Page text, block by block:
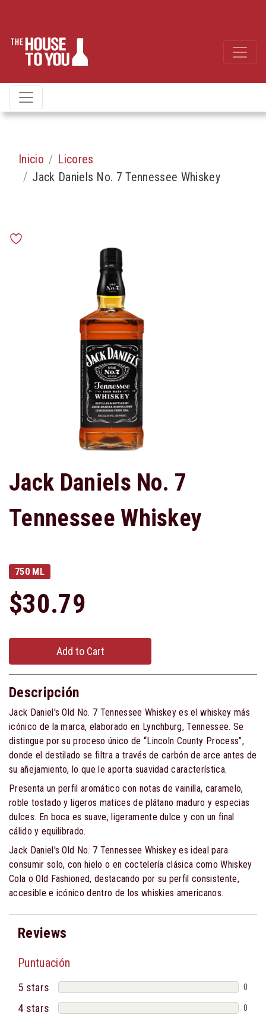
Inicio
Licores
Jack Daniels No. 7 Tennessee Whiskey
Jack Daniels No. 7
Tennessee Whiskey
750 ML
$30.79
Add to Cart
Descripción
Jack Daniel's Old No. 7 Tennessee Whiskey es el whiskey más
icónico de la marca, elaborado en Lynchburg, Tennessee. Se
distingue por su proceso único de “Lincoln County Process”,
donde el destilado se filtra a través de carbón de arce antes de
su añejamiento, lo que le aporta suavidad característica.
Presenta un perfil aromático con notas de vainilla, caramelo,
roble tostado y ligeros matices de plátano maduro y especias
dulces. En boca es suave, ligeramente dulce y con un final
cálido y equilibrado.
Jack Daniel's Old No. 7 Tennessee Whiskey es ideal para
consumir solo, con hielo o en coctelería clásica como Whiskey
Cola o Old Fashioned, destacando por su perfil consistente,
accesible e icónico dentro de los whiskies americanos.
Reviews
Puntuación
5 stars 0
4 stars 0